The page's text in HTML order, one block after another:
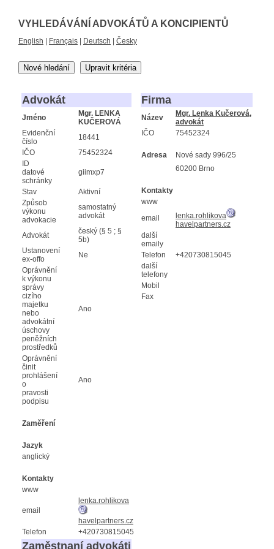
VYHLEDÁVÁNÍ ADVOKÁTŮ A KONCIPIENTŮ
English Français Deutsch Česky
Nové hledání Upravit kritéria
Advokát
Jméno
Mgr. LENKA
KUČEROVÁ
Evidenční
číslo
18441
IČO
75452324
ID
datové
schránky
giimxp7
Stav
Aktivní
Způsob
výkonu
advokacie
samostatný
advokát
Advokát
český (§ 5 ; §
5b)
Ustanovení
ex-offo
Ne
Oprávnění
k výkonu
správy
cizího
majetku
nebo
advokátní
úschovy
peněžních
prostředků
Ano
Oprávnění
činit
prohlášení
o
pravosti
podpisu
Ano
Zaměření
Jazyk
anglický
Kontakty
www
email
lenka.rohlikova
havelpartners.cz
Telefon
+420730815045
Zaměstnaní advokáti
Firma
Název
Mgr. Lenka Kučerová,
advokát
IČO
75452324
Adresa
Nové sady 996/25
60200 Brno
Kontakty
www
email
lenka.rohlikova
havelpartners.cz
další
emaily
Telefon
+420730815045
další
telefony
Mobil
Fax